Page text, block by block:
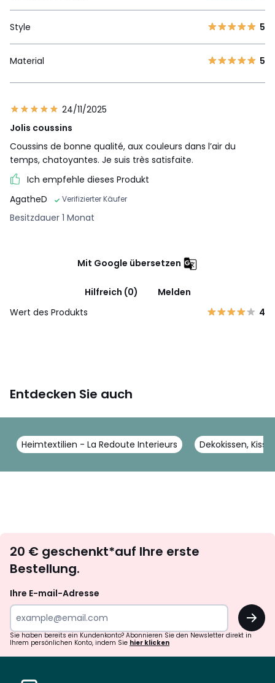
Style 5
Material 5
24/11/2025
Jolis coussins
Coussins de bonne qualité, aux couleurs dans l’air du
temps, chatoyantes. Je suis très satisfaite.
Ich empfehle dieses Produkt
AgatheD
Verifizierter Käufer
Besitzdauer 1 Monat
Mit Google übersetzen
Hilfreich (0)
Melden
Wert des Produkts
4
Entdecken Sie auch
Heimtextilien - La Redoute Interieurs Dekokissen,
abonnieren
20 € geschenkt*auf Ihre erste
Bestellung.
Ihre E-mail-Adresse
OK
Sie haben bereits ein Kundenkonto? Abonnieren Sie den Newsletter direkt in
Ihrem persönlichen Konto, indem Sie hier klicken